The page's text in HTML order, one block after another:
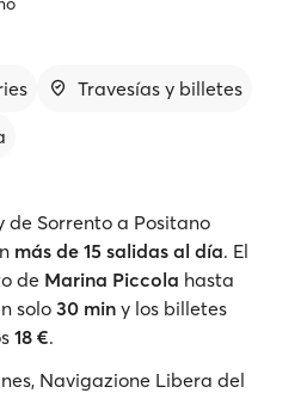
Travesías y billetes
de Sorrento a Positano
más de 15 salidas al día. El
de Marina Piccola hasta
solo30 min y los billetes
18 €.
Navigazione Libera del